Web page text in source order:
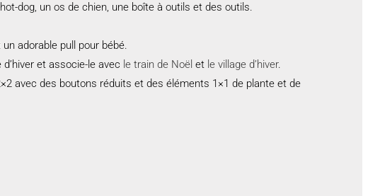
dog, un os de chien, une boîte à outils et des outils.
adorable pull pour bébé.
et associe-le avec le train de Noël et le village d’hiver.
avec des boutons réduits et des éléments 1×1 de plante et de